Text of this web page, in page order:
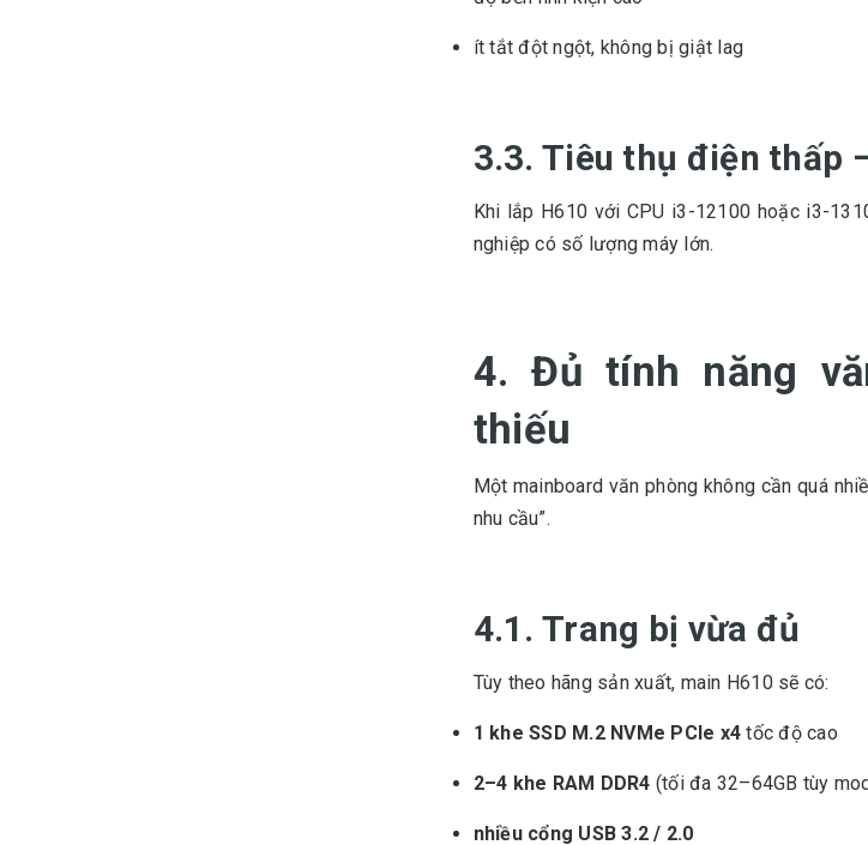
ít tắt đột ngột, không bị giật lag
3.3. Tiêu thụ điện thấp
Khi lắp H610 với CPU i3-12100 hoặc i3-
nghiệp có số lượng máy lớn.
4. Đủ tính năng
thiếu
Một mainboard văn phòng không cần quá
nhu cầu”.
4.1. Trang bị vừa đủ
Tùy theo hãng sản xuất, main H610 sẽ có:
1 khe SSD M.2 NVMe PCIe x4 tốc độ cao
2–4 khe RAM DDR4 (tối đa 32–64GB tùy
nhiều cổng USB 3.2 / 2.0